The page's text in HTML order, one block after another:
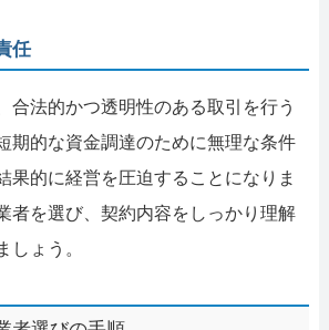
任
合法的かつ透明性のある取引を行う
期的な資金調達のために無理な条件
果的に経営を圧迫することになりま
者を選び、契約内容をしっかり理解
しょう。